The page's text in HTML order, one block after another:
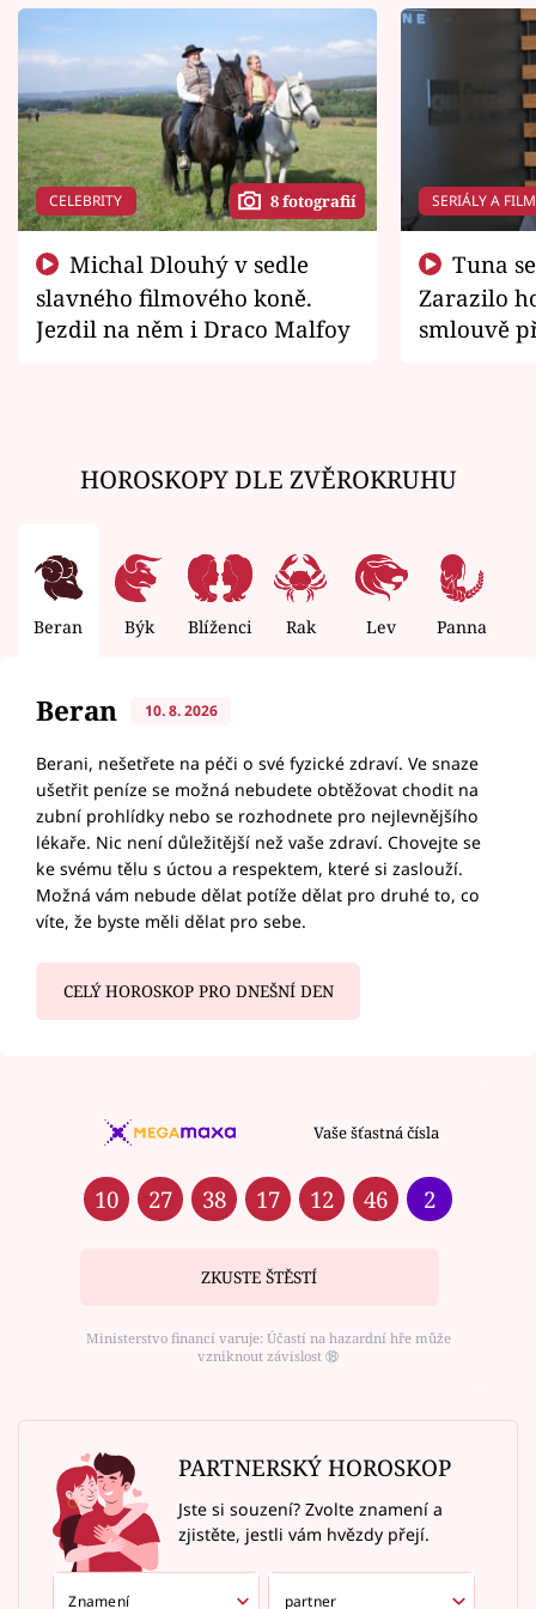
CELEBRITY 8 fotografií
slavného filmového koně.
Jezdil na něm i Draco Malfoy
SERIÁLY A
Zarazilo
smlouvě
HOROSKOPY DLE ZVĚROKRUHU
Beran Býk Blíženci Rak Lev Panna
Beran 10. 8. 2026
Berani, nešetřete na péči o své fyzické zdraví. Ve snaze
ušetřit peníze se možná nebudete obtěžovat chodit na
zubní prohlídky nebo se rozhodnete pro nejlevnějšího
lékaře. Nic není důležitější než vaše zdraví. Chovejte se
ke svému tělu s úctou a respektem, které si zaslouží.
Možná vám nebude dělat potíže dělat pro druhé to, co
víte, že byste měli dělat pro sebe.
CELÝ HOROSKOP PRO DNEŠNÍ DEN
Vaše šťastná čísla
10 27 38 17 12 46 2
ZKUSTE ŠTĚSTÍ
Ministerstvo financí varuje: Účastí na hazardní hře může
vzniknout závislost ⑱
PARTNERSKÝ HOROSKOP
Jste si souzení? Zvolte znamení a
zjistěte, jestli vám hvězdy přejí.